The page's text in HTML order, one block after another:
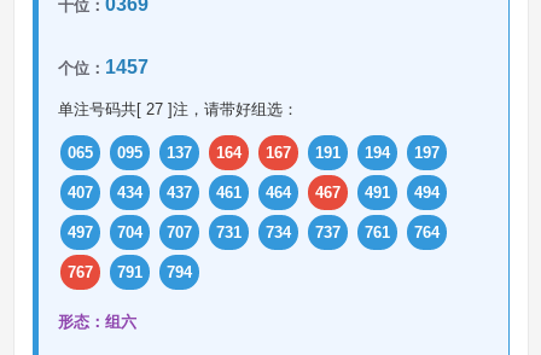
十位：
个位： 1457
单注号码共[ 27 ]注，请带好组选：
065 095 137 164 167 191 194 197
407 434 437 461 464 467 491 494
497 704 707 731 734 737 761 764
767 791 794
形态：组六